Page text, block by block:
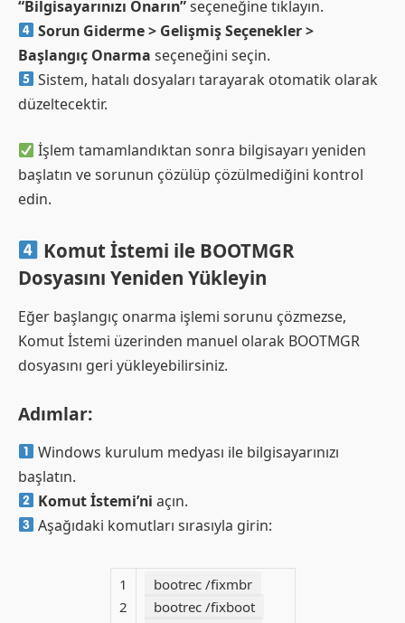
“Bilgisayarınızı Onarın”seçeneğine tıklayın.
Sorun Giderme > Gelişmiş Seçenekler >
Başlangıç Onarma seçeneğini seçin.
Sistem, hatalı dosyaları tarayarak otomatik olarak
düzeltecektir.
İşlem tamamlandıktan sonra bilgisayarı yeniden
başlatın ve sorunun çözülüp çözülmediğini kontrol
edin.
Komut İstemi ile BOOTMGR
Dosyasını Yeniden Yükleyin
Eğer başlangıç onarma işlemi sorunu çözmezse,
Komut İstemi üzerinden manuel olarak BOOTMGR
dosyasını geri yükleyebilirsiniz.
Adımlar:
Windows kurulum medyası ile bilgisayarınızı
başlatın.
Komut İstemi’ni açın.
Aşağıdaki komutları sırasıyla girin:
1
2
bootrec /fixmbr
bootrec /fixboot